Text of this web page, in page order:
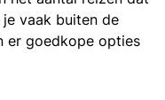
vaak buiten de
er goedkope opties